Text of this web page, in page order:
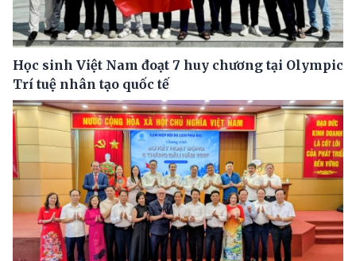
Học sinh Việt Nam đoạt 7 huy chương tại Olympic
Trí tuệ nhân tạo quốc tế